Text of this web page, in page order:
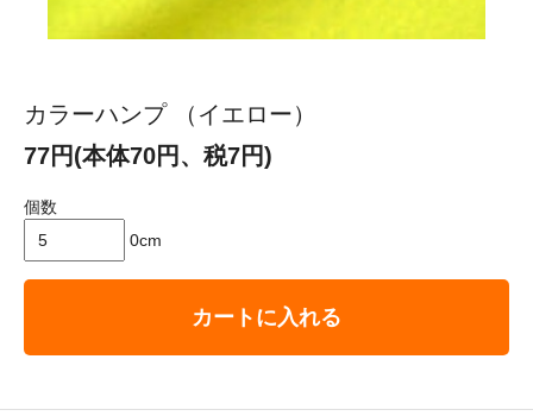
カラーハンプ （イエロー）
77円(本体70円、税7円)
個数
0cm
カートに入れる